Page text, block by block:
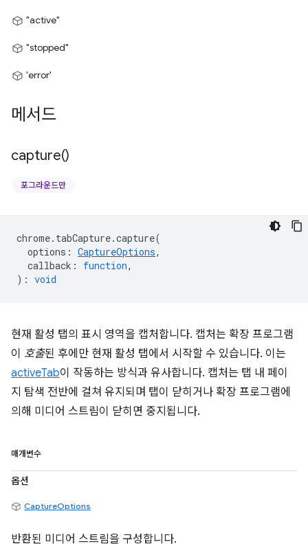
"active"
"stopped"
'error'
메서드
capture()
포그라운드만
chrome. tabCapture.capture(
options : CaptureOptions,
callback : function,
) : void
현재 활성 탭의 표시 영역을 캡처합니다. 캡처는 확장 프로그램
이 호출된 후에만 현재 활성 탭에서 시작할 수 있습니다. 이는
activeTab이 작동하는 방식과 유사합니다. 캡처는 탭 내 페이
지 탐색 전반에 걸쳐 유지되며 탭이 닫히거나 확장 프로그램에
의해 미디어 스트림이 닫히면 중지됩니다.
매개변수
옵션
CaptureOptions
반환된 미디어 스트림을 구성합니다.